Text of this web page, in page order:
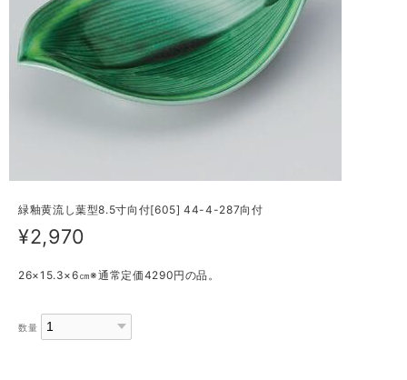
緑釉黄流し葉型8.5寸向付[605] 44-4-287向付
¥2,970
26×15.3×6㎝※通常定価4290円の品。
数量